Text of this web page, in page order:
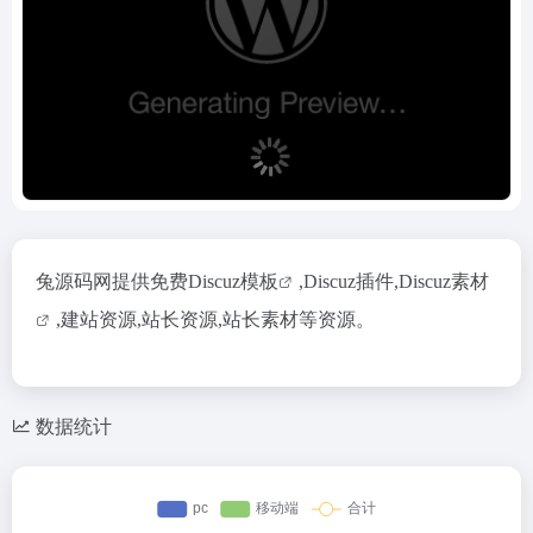
兔源码网提供免费Discuz模板 ,Discuz插件,Discuz素材
,建站资源,站长资源,站长素材等资源。
数据统计